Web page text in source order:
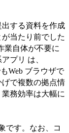
出する資料を作成
当たり前でした
業自体が不要に
プリ は、
Web ブラウザで
で複数の拠点情
務効率は大幅に
です。なお、コ